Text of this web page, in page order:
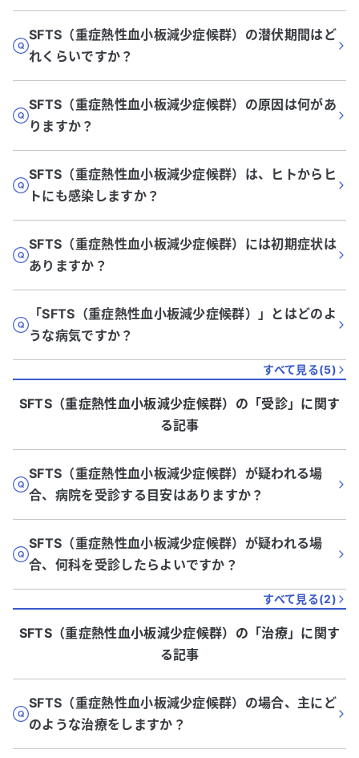
SFTS（重症熱性血小板減少症候群）の潜伏期間はど
れくらいですか？
SFTS（重症熱性血小板減少症候群）の原因は何があ
りますか？
SFTS（重症熱性血小板減少症候群）は、ヒトからヒ
トにも感染しますか？
SFTS（重症熱性血小板減少症候群）には初期症状は
ありますか？
「SFTS（重症熱性血小板減少症候群）」とはどのよ
うな病気ですか？
すべて見る(5)
SFTS（重症熱性血小板減少症候群） の「受診」に関す
る記事
SFTS（重症熱性血小板減少症候群）が疑われる場
合、病院を受診する目安はありますか？
SFTS（重症熱性血小板減少症候群）が疑われる場
合、何科を受診したらよいですか？
すべて見る(2)
SFTS（重症熱性血小板減少症候群） の「治療」に関す
る記事
SFTS（重症熱性血小板減少症候群）の場合、主にど
のような治療をしますか？